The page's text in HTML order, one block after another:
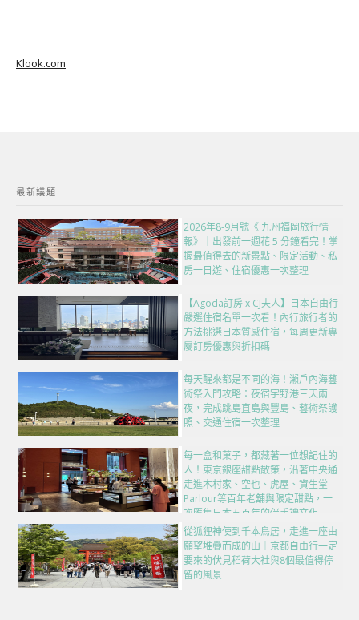
Klook.com
最新議題
2026年8-9月號《 九州福岡旅行情
報》｜出發前一週花 5 分鐘看完！掌
握最值得去的新景點、限定活動、私
房一日遊、住宿優惠一次整理
【Agoda訂房 x CJ夫人】日本自由行
嚴選住宿名單一次看！內行旅行者的
方法挑選日本質感住宿，每周更新專
屬訂房優惠與折扣碼
每天醒來都是不同的海！瀨戶內海藝
術祭入門攻略：夜宿宇野港三天兩
夜，完成跳島直島與豐島、藝術祭護
照、交通住宿一次整理
每一盒和菓子，都藏著一位想記住的
人！東京銀座甜點散策，沿著中央通
走進木村家、空也、虎屋、資生堂
Parlour等百年老舖與限定甜點，一
次匯集日本五百年的伴手禮文化
從狐狸神使到千本鳥居，走進一座由
願望堆疊而成的山｜京都自由行一定
要來的伏見稻荷大社與8個最值得停
留的風景